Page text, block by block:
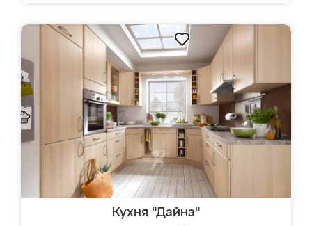
Кухня "Дайна"